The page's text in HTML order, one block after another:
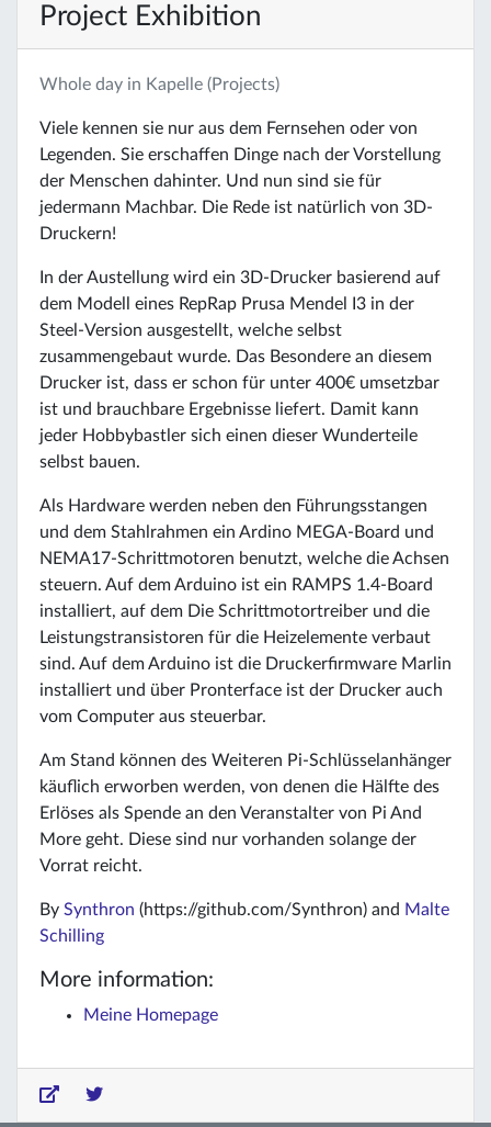
Project Exhibition
Whole day in Kapelle (Projects)
Viele kennen sie nur aus dem Fernsehen oder von
Legenden. Sie erschaffen Dinge nach der Vorstellung
der Menschen dahinter. Und nun sind sie für
jedermann Machbar. Die Rede ist natürlich von 3D-
Druckern!
In der Austellung wird ein 3D-Drucker basierend auf
dem Modell eines RepRap Prusa Mendel I3 in der
Steel-Version ausgestellt, welche selbst
zusammengebaut wurde. Das Besondere an diesem
Drucker ist, dass er schon für unter 400€ umsetzbar
ist und brauchbare Ergebnisse liefert. Damit kann
jeder Hobbybastler sich einen dieser Wunderteile
selbst bauen.
Als Hardware werden neben den Führungsstangen
und dem Stahlrahmen ein Ardino MEGA-Board und
NEMA17-Schrittmotoren benutzt, welche die Achsen
steuern. Auf dem Arduino ist ein RAMPS 1.4-Board
installiert, auf dem Die Schrittmotortreiber und die
Leistungstransistoren für die Heizelemente verbaut
sind. Auf dem Arduino ist die Druckerfirmware Marlin
installiert und über Pronterface ist der Drucker auch
vom Computer aus steuerbar.
Am Stand können des Weiteren Pi-Schlüsselanhänger
käuflich erworben werden, von denen die Hälfte des
Erlöses als Spende an den Veranstalter von Pi And
More geht. Diese sind nur vorhanden solange der
Vorrat reicht.
By Synthron (https://github.com/Synthron) and Malte
Schilling
More information:
Meine Homepage